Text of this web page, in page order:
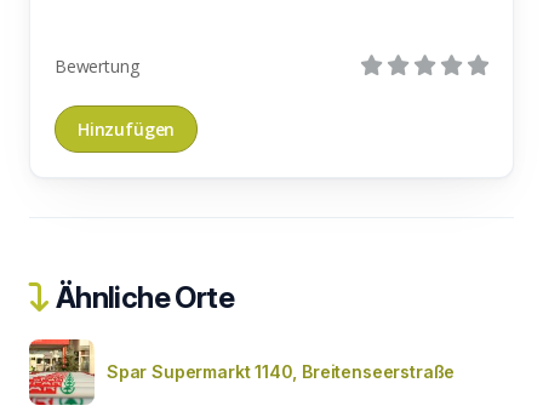
Bewertung
Ähnliche Orte
Spar Supermarkt 1140, Breitenseerstraße